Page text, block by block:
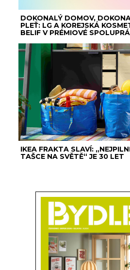
DOKONALÝ DOMOV,
PLEŤ: LG A KOREJSKÁ
BELIF V PRÉMIOVÉ
IKEA FRAKTA SLAVÍ:
TAŠCE NA SVĚTĚ“ JE 30 LET